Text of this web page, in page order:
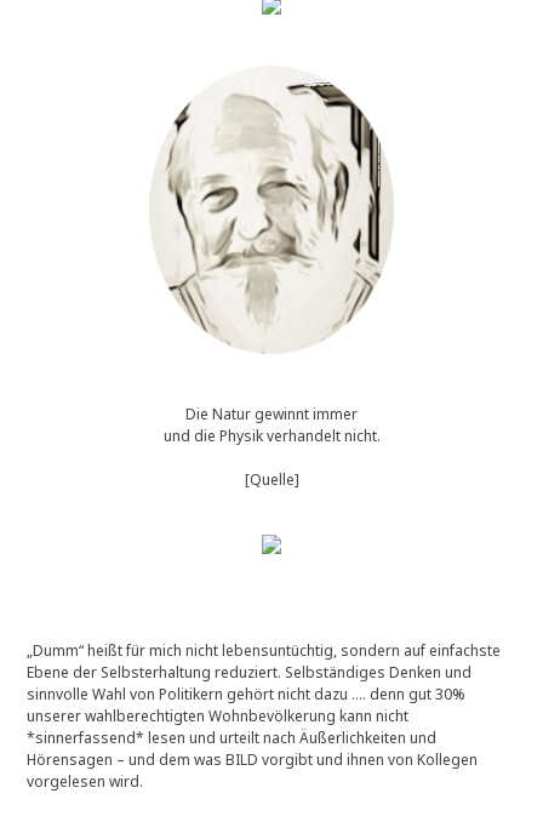
Die Natur gewinnt immer
und die Physik verhandelt nicht.
[Quelle]
„Dumm“ heißt für mich nicht lebensuntüchtig, sondern auf einfachste
Ebene der Selbsterhaltung reduziert. Selbständiges Denken und
sinnvolle Wahl von Politikern gehört nicht dazu …. denn gut 30%
unserer wahlberechtigten Wohnbevölkerung kann nicht
*sinnerfassend* lesen und urteilt nach Äußerlichkeiten und
Hörensagen – und dem was BILD vorgibt und ihnen von Kollegen
vorgelesen wird.